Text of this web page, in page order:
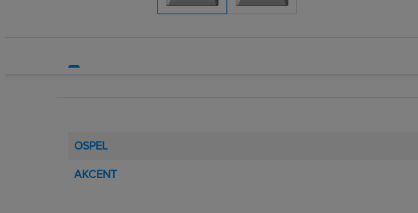
OSPEL
AKCENT